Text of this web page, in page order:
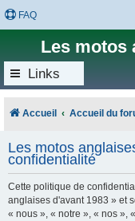
FAQ
Les motos
Links
Accueil Accueil du
Les motos
confidentialité
Cette politique de
anglaises d'avant 1983 » et
« nous », « notre », « nos »,